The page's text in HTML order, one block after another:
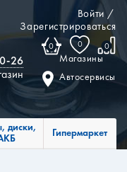
Войти /
Зарегистрироваться
0 0 0
Магазины
Автосервисы
26
диски,
Гипермаркет